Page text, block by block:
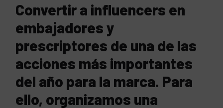
Convertir a influencers en
embajadores y
prescriptores de una de las
acciones más importantes
del año para la marca. Para
ello, organizamos una